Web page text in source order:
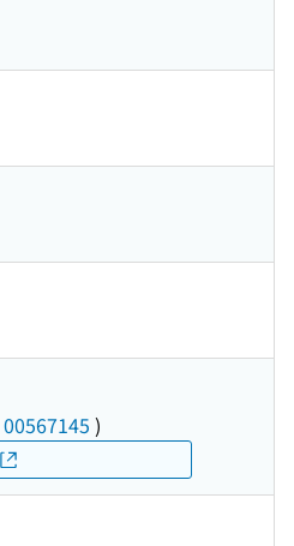
00567145 )